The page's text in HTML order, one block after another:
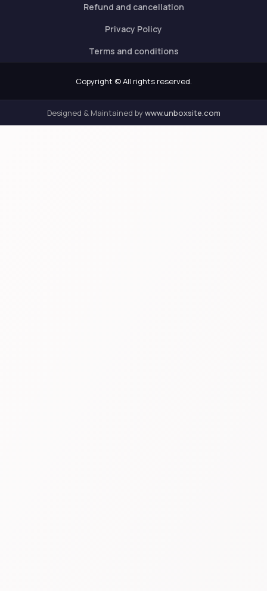
Refund and cancellation
Privacy Policy
Terms and conditions
Copyright © All rights reserved.
Designed & Maintained bywww.unboxsite.com